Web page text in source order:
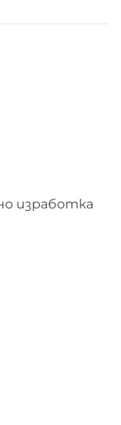
изработка